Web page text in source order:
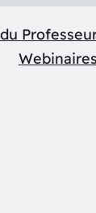
Webinaires